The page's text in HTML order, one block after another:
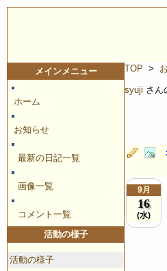
メインメニュー
ホーム
お知らせ
最新の日記一覧
画像一覧
コメント一覧
活動の様子
活動の様子
TOP >
syuji さん
9月
16
(水)